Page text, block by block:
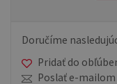
Doručíme
Pridať do
Poslať e-